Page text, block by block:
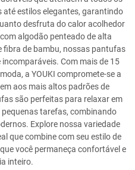
estilos elegantes, garantindo
desfruta do calor acolhedor
algodão penteado de alta
fibra de bambu, nossas pantufas
Com mais de 15
a YOUKI compromete-se a
aos mais altos padrões de
são perfeitas para relaxar em
tarefas, combinando
Explore nossa variedade
que combine com seu estilo de
você permaneça confortável e
inteiro.